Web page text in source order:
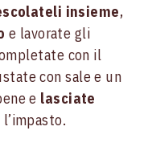
insieme,
e lavorate gli
con il
con sale e un
e lasciate